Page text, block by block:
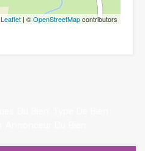
Leaflet | ©OpenStreetMapcontributors